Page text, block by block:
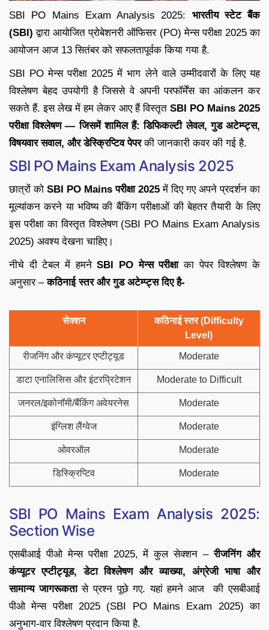
SBI PO Mains Exam Analysis 2025: भारतीय स्टेट बैंक
(SBI) द्वारा आयोजित प्रोबेशनरी ऑफिसर (PO) मेन्स परीक्षा 2025 का
आयोजन आज 13 सितंबर को सफलतापूर्वक किया गया है.
SBI PO मेन्स परीक्षा 2025 में भाग लेने वाले उम्मीदवारों के लिए यह
विश्लेषण बेहद उपयोगी है जिससे वे अपनी परफॉर्मेंस का आंकलन कर
सकते हैं. इस लेख में हम लेकर आए हैं विस्तृत SBI PO Mains 2025
परीक्षा विश्लेषण — जिसमें शामिल हैं: डिफिकल्टी लेवल, गुड अटेम्प्ट्स,
विषयवार सवाल, और डेस्क्रिप्टिव पेपरकी जानकारी कवर की गई है.
SBI PO Mains Exam Analysis 2025
छात्रों को SBI PO Mains परीक्षा 2025 में दिए गए अपने प्रदर्शन का
मूल्यांकन करने या भविष्य की बैंकिंग परीक्षाओं की बेहतर तैयारी के लिए
इस परीक्षा का विस्तृत विश्लेषण (SBI PO Mains Exam Analysis
2025) अवश्य देखना चाहिए।
नीचे दी टेबल में हमनेSBI PO मेन्स परीक्षाका पेपर विश्लेषण के
अनुसार –कठिनाई स्तर और गुड अटेम्प्ट्स दिए है-
सेक्शन
कठिनाई स्तर (Difficulty
Level)
रीजनिंग और कंप्यूटर एप्टीट्यूड Moderate
डाटा एनालिसिस और इंटरप्रिटेशन Moderate to Difficult
जनरल/इकोनॉमी/बैंकिंग अवेयरनेस Moderate
इंग्लिश लैंग्वेज Moderate
ओवरऑल Moderate
डिस्क्रिप्टिव Moderate
SBI PO Mains Exam Analysis 2025:
Section Wise
एसबीआई पीओ मेन्स परीक्षा 2025, में कुल सेक्शन –रीजनिंग और
कंप्यूटर एप्टीट्यूड, डेटा विश्लेषण और व्याख्या, अंग्रेजी भाषा और
सामान्य जागरूकतासे प्रश्न पूछे गए. यहां हमने आज
की एसबीआई
पीओ मेन्स परीक्षा 2025 (SBI PO Mains Exam 2025) का
अनुभाग-वार विश्लेषण प्रदान किया है.